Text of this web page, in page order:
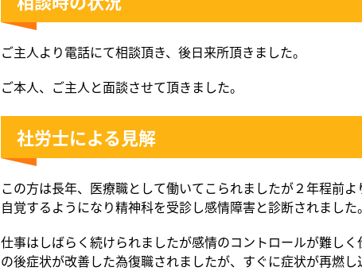
ご主人より電話にて相談頂き、後日来所頂きました。
ご本人、ご主人と面談させて頂きました。
社労士による見解
この方は長年、医療職として働いてこられましたが２年程前
自覚するようになり精神科を受診し感情障害と診断されました
仕事はしばらく続けられましたが感情のコントロールが難し
の後症状が改善した為復職されましたが、すぐに症状が再燃